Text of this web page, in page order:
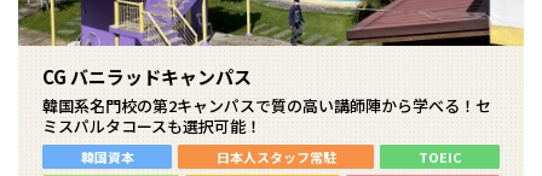
CG バニラッドキャンパス
韓国系名門校の第2キャンパスで質の高い講師陣から学べる！セ
ミスパルタコースも選択可能！
韓国資本 日本人スタッフ常駐
TOEIC